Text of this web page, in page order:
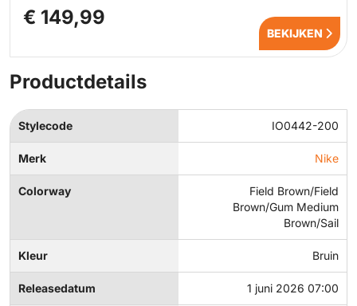
€ 149,99
BEKIJKEN
Productdetails
Stylecode IO0442-200
Merk Nike
Colorway
Field Brown/Field
Brown/Gum Medium
Brown/Sail
Kleur Bruin
Releasedatum 1 juni 2026 07:00